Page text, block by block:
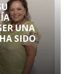
UNA
SIDO